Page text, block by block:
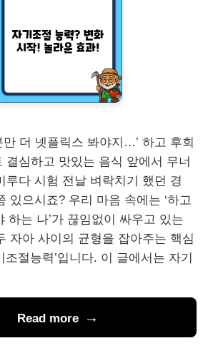
만 더 넷플릭스 봐야지…’ 하고 후회
결심하고 맛있는 음식 앞에서 무너
루다 시험 전날 벼락치기 했던 경
있으시죠? 우리 마음 속에는 ‘하고
하는 나’가 끊임없이 싸우고 있는
자아 사이의 균형을 잡아주는 핵심
조절능력’입니다. 이 글에서는 자기
Read more